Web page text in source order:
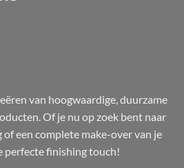
van hoogwaardige, duurzame
Of je nu op zoek bent naar
een complete make-over van je
perfecte finishing touch!